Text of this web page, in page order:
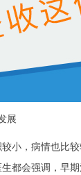
展
，病情也比较
都会强调，早